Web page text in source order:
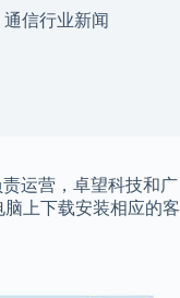
通信行业新闻
运营，卓望科技和广
上下载安装相应的客